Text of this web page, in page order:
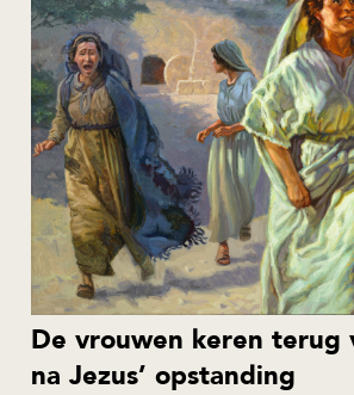
De vrouwen keren terug
na Jezus’ opstanding